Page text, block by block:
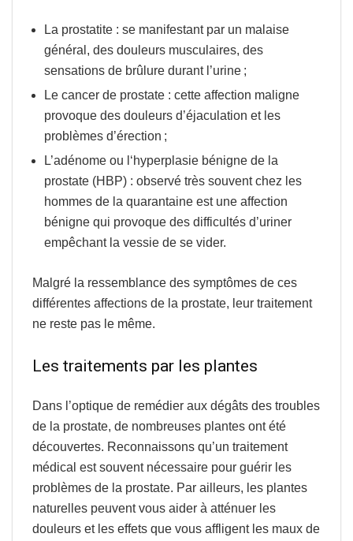
La prostatite : se manifestant par un malaise
général, des douleurs musculaires, des
sensations de brûlure durant l’urine ;
Le cancer de prostate : cette affection maligne
provoque des douleurs d’éjaculation et les
problèmes d’érection ;
L’adénome ou l ‘hyperplasie bénigne de la
prostate (HBP) : observé très souvent chez les
hommes de la quarantaine est une affection
bénigne qui provoque des difficultés d’uriner
empêchant la vessie de se vider.
Malgré la ressemblance des symptômes de ces
différentes affections de la prostate, leur traitement
ne reste pas le même.
Les traitements par les plantes
Dans l’optique de remédier aux dégâts des troubles
de la prostate, de nombreuses plantes ont été
découvertes. Reconnaissons qu’un traitement
médical est souvent nécessaire pour guérir les
problèmes de la prostate. Par ailleurs, les plantes
naturelles peuvent vous aider à atténuer les
douleurs et les effets que vous affligent les maux de